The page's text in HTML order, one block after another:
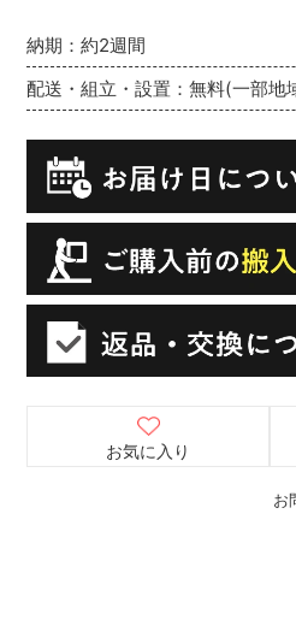
お
納期：約2週間
配送・組立・設置：無料(一部地
お気に入り